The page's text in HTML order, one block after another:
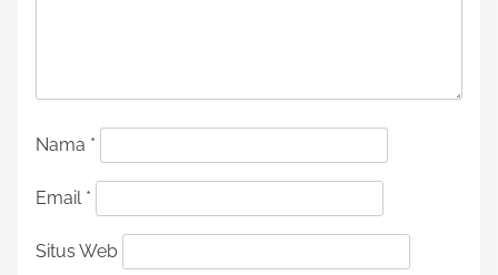
Nama *
Email *
Situs Web